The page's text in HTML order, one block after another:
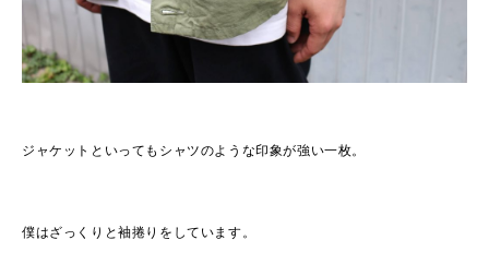
ジャケットといってもシャツのような印象が強い一枚。
僕はざっくりと袖捲りをしています。